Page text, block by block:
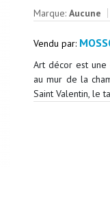
Marque:Aucune
Vendu par:
Art décor est une
au mur de la
Saint Valentin, le